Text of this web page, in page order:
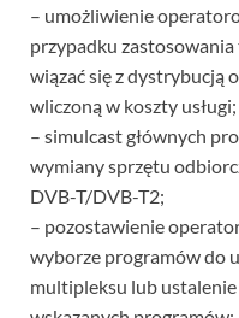
– umożliwienie
przypadku
wiązać się z dystrybucją
wliczoną w koszty usługi;
– simulcast głównych
wymiany sprzętu
DVB-T/DVB-T2;
– pozostawienie
wyborze programów do
multipleksu lub